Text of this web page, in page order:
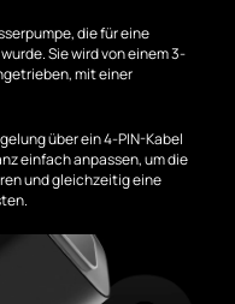
die für eine
Sie wird von einem 3-
mit einer
über ein 4-PIN-Kabel
einfach anpassen, um die
und gleichzeitig eine